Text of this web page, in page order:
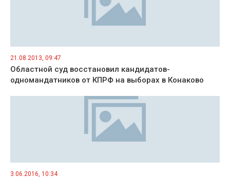
21.08.2013, 09:47
Областной суд восстановил кандидатов-
одномандатников от КПРФ на выборах в Конаково
3.06.2016, 10:34